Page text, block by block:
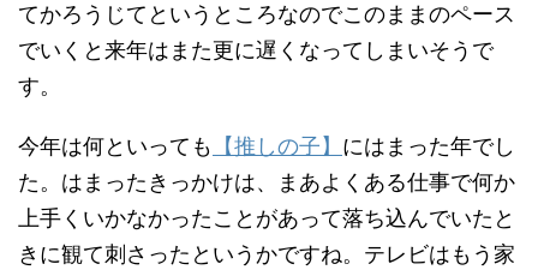
てかろうじてというところなのでこのままのペース
でいくと来年はまた更に遅くなってしまいそうで
す。
今年は何といっても 【推しの子】 にはまった年でし
た。はまったきっかけは、まあよくある仕事で何か
上手くいかなかったことがあって落ち込んでいたと
きに観て刺さったというかですね。テレビはもう家